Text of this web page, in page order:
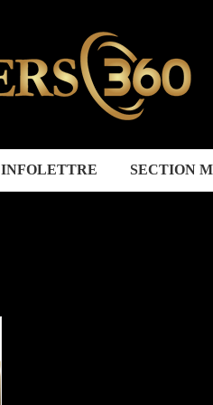
INFOLETTRE SECTION